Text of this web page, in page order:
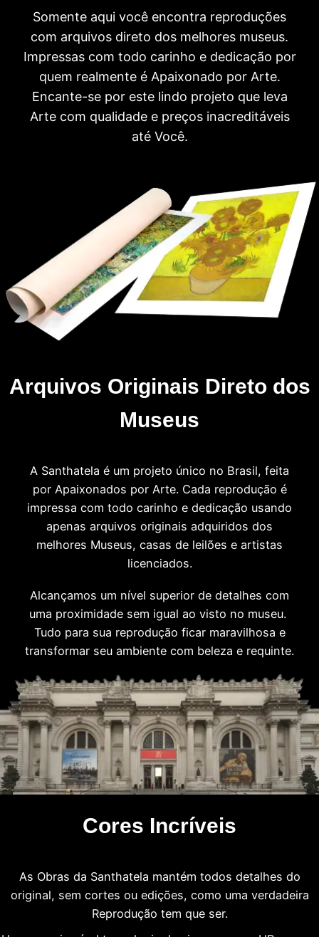
Somente aqui você encontra reproduções
com arquivos direto dos melhores museus.
Impressas com todo carinho e dedicação por
quem realmente é Apaixonado por Arte.
Encante-se por este lindo projeto que leva
Arte com qualidade e preços inacreditáveis
até Você.
Arquivos Originais Direto dos
Museus
A Santhatela é um projeto único no Brasil, feita
por Apaixonados por Arte. Cada reprodução é
impressa com todo carinho e dedicação usando
apenas arquivos originais adquiridos dos
melhores Museus, casas de leilões e artistas
licenciados.
Alcançamos um nível superior de detalhes com
uma proximidade sem igual ao visto no museu.
Tudo para sua reprodução ficar maravilhosa e
transformar seu ambiente com beleza e requinte.
Cores Incríveis
As Obras da Santhatela mantém todos detalhes do
original, sem cortes ou edições, como uma verdadeira
Reprodução tem que ser.